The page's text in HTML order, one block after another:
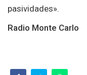
pasividades».
Radio Monte Carlo